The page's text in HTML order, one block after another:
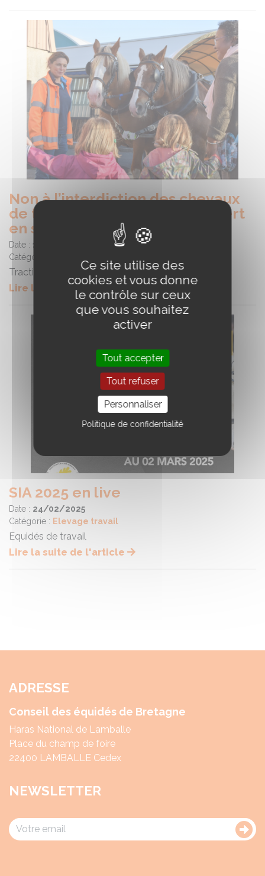
Non à l’interdiction des chevaux
de trait : défendez Questembert
en signant la pétition
Date : 13/05/2025
Catégorie :
Traction
Lire la suite de l'article
SIA 2025 en live
Date : 24/02/2025
Catégorie : Elevage travail
Equidés de travail
Lire la suite de l'article
ADRESSE
Conseil des équidés de Bretagne
Haras National de Lamballe
Place du champ de foire
22400 LAMBALLE Cedex
NEWSLETTER
Ce site utilise des
cookies et vous donne
le contrôle sur ceux
que vous souhaitez
activer
Tout accepter
Tout refuser
Personnaliser
Politique de confidentialité